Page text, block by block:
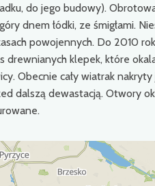
do jego budowy).
dnem łódki, ze śmigłami.
powojennych. Do 2010
drewnianych klepek, które
Obecnie cały wiatrak
dalszą dewastacją. Otwory